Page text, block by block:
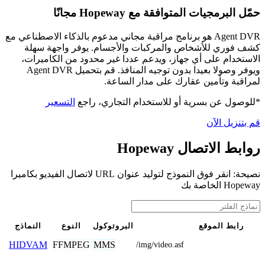
حمّل البرمجيات المتوافقة مع Hopeway مجانًا
Agent DVR هو برنامج مراقبة مجاني مدعوم بالذكاء الاصطناعي مع
كشف فوري للأشخاص والمركبات والأجسام. يوفر واجهة سهلة
الاستخدام على أي جهاز، ويدعم عددا غير محدود من الكاميرات،
ويوفر وصولا بعيدا بدون توجيه المنافذ. قم بتحميل Agent DVR
لمراقبة وتأمين عقارك على مدار الساعة.
*للوصول عن بسرية أو للاستخدام التجاري، راجع التسعير
قم بتنزيل الآن
روابط الاتصال Hopeway
نصيحة: انقر فوق النموذج لتوليد عنوان URL لاتصال الفيديو بكاميرا
Hopeway الخاصة بك
النماذج النوع البروتوكول رابط الموقع
HIDVAM FFMPEG MMS /img/video.asf